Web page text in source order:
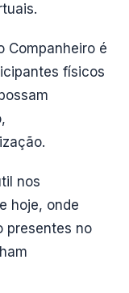
Companheiro é
físicos
nos
hoje, onde
presentes no